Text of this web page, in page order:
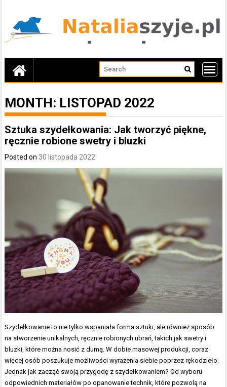
content
MONTH: LISTOPAD 2022
Sztuka szydełkowania: Jak tworzyć piękne,
ręcznie robione swetry i bluzki
Posted on 30 listopada 2022
Szydełkowanie to nie tylko wspaniała forma sztuki, ale również sposób
na stworzenie unikalnych, ręcznie robionych ubrań, takich jak swetry i
bluzki, które można nosić z dumą. W dobie masowej produkcji, coraz
więcej osób poszukuje możliwości wyrażenia siebie poprzez rękodzieło.
Jednak jak zacząć swoją przygodę z szydełkowaniem? Od wyboru
odpowiednich materiałów po opanowanie technik, które pozwolą na